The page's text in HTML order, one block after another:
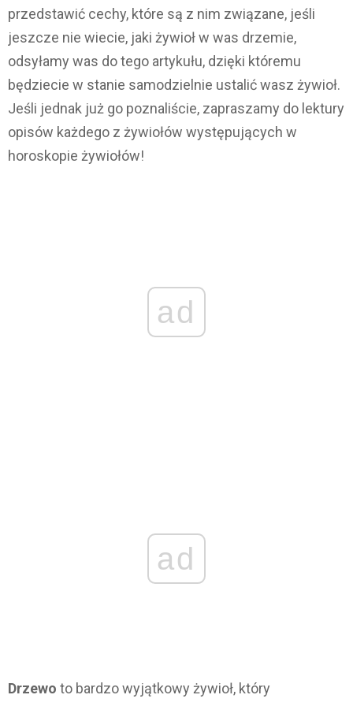
przedstawić cechy, które są z nim związane, jeśli
jeszcze nie wiecie, jaki żywioł w was drzemie,
odsyłamy was do tego artykułu, dzięki któremu
będziecie w stanie samodzielnie ustalić wasz żywioł.
Jeśli jednak już go poznaliście, zapraszamy do lektury
opisów każdego z żywiołów występujących w
horoskopie żywiołów!
ad
ad
Drzewo to bardzo wyjątkowy żywioł, który